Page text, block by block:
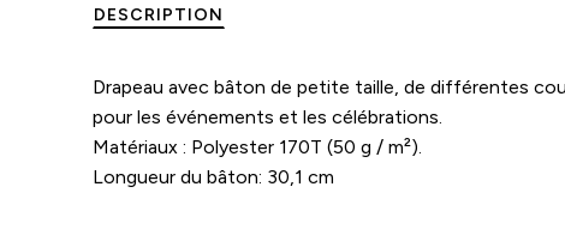
DESCRIPTION
Drapeau avec bâton de petite taille, de différentes
pour les événements et les célébrations.
Matériaux : Polyester 170T (50 g / m²).
Longueur du bâton: 30,1 cm